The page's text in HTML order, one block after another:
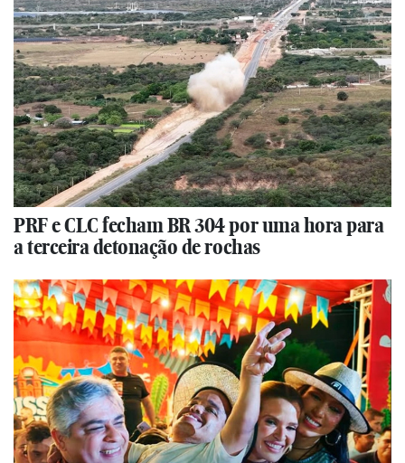
PRF e CLC fecham BR 304 por uma hora para
a terceira detonação de rochas